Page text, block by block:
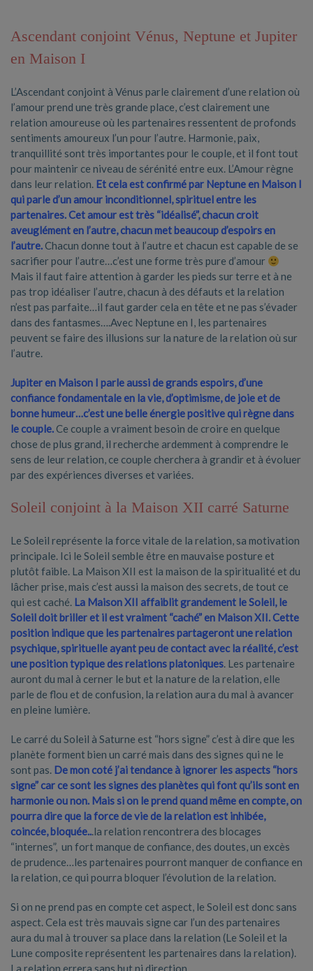
Ascendant conjoint Vénus, Neptune et Jupiter
en Maison I
L’Ascendant conjoint à Vénus parle clairement d’une relation où
l’amour prend une très grande place, c’est clairement une
relation amoureuse où les partenaires ressentent de profonds
sentiments amoureux l’un pour l’autre. Harmonie, paix,
tranquillité sont très importantes pour le couple, et il font tout
pour maintenir ce niveau de sérénité entre eux. L’Amour règne
dans leur relation. Et cela est confirmé par Neptune en Maison I
qui parle d’un amour inconditionnel, spirituel entre les
partenaires. Cet amour est très “idéalisé”, chacun croit
aveuglément en l’autre, chacun met beaucoup d’espoirs en
l’autre.Chacun donne tout à l’autre et chacun est capable de se
sacrifier pour l’autre…c’est une forme très pure d’amour
Mais il faut faire attention à garder les pieds sur terre et à ne
pas trop idéaliser l’autre, chacun à des défauts et la relation
n’est pas parfaite…il faut garder cela en tête et ne pas s’évader
dans des fantasmes….Avec Neptune en I, les partenaires
peuvent se faire des illusions sur la nature de la relation où sur
l’autre.
Jupiter en Maison I parle aussi de grands espoirs, d’une
confiance fondamentale en la vie, d’optimisme, de joie et de
bonne humeur…c’est une belle énergie positive qui règne dans
le couple.Ce couple a vraiment besoin de croire en quelque
chose de plus grand, il recherche ardemment à comprendre le
sens de leur relation, ce couple cherchera à grandir et à évoluer
par des expériences diverses et variées.
Soleil conjoint à la Maison XII carré Saturne
Le Soleil représente la force vitale de la relation, sa motivation
principale. Ici le Soleil semble être en mauvaise posture et
plutôt faible. La Maison XII est la maison de la spiritualité et du
lâcher prise, mais c’est aussi la maison des secrets, de tout ce
qui est caché. La Maison XII affaiblit grandement le Soleil, le
Soleil doit briller et il est vraiment “caché” en Maison XII. Cette
position indique que les partenaires partageront une relation
psychique, spirituelle ayant peu de contact avec la réalité, c’est
une position typique des relations platoniques. Les partenaire
auront du mal à cerner le but et la nature de la relation, elle
parle de flou et de confusion, la relation aura du mal à avancer
en pleine lumière.
Le carré du Soleil à Saturne est “hors signe” c’est à dire que les
planète forment bien un carré mais dans des signes qui ne le
sont pas. De mon coté j’ai tendance à ignorer les aspects “hors
signe” car ce sont les signes des planètes qui font qu’ils sont en
harmonie ou non. Mais si on le prend quand même en compte, on
pourra dire que la force de vie de la relation est inhibée,
coincée, bloquée...la relation rencontrera des blocages
“internes”, un fort manque de confiance, des doutes, un excès
de prudence…les partenaires pourront manquer de confiance en
la relation, ce qui pourra bloquer l’évolution de la relation.
Si on ne prend pas en compte cet aspect, le Soleil est donc sans
aspect. Cela est très mauvais signe car l’un des partenaires
aura du mal à trouver sa place dans la relation (Le Soleil et la
Lune composite représentent les partenaires dans la relation).
La relation errera sans but ni direction.